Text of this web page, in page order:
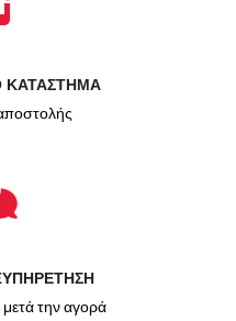
ΚΑΤΑΣΤΗΜΑ
μετά την αγορά